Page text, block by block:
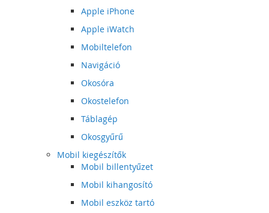
Apple iPhone
Apple iWatch
Mobiltelefon
Navigáció
Okosóra
Okostelefon
Táblagép
Okosgyűrű
Mobil kiegészítők
Mobil billentyűzet
Mobil kihangosító
Mobil eszköz tartó